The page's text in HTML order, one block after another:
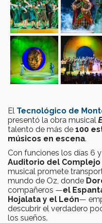
El Tecnológico de
presentó la obra musical
talento de más de 100
músicos en escena.
Con funciones los días 6
Auditorio del
musical promete
mundo de Oz, donde
compañeros —el
Hojalata y el León—
descubrir el verdadero
los sueños.